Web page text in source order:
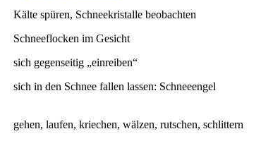
Kälte spüren, Schneekristalle beobachten
Schneeflocken im Gesicht
sich gegenseitig „einreiben“
sich in den Schnee fallen lassen: Schneeengel
gehen, laufen, kriechen, wälzen, rutschen, schlittern